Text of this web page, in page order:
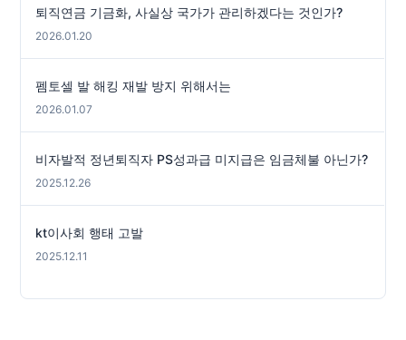
퇴직연금 기금화, 사실상 국가가 관리하겠다는 것인가?
2026.01.20
펨토셀 발 해킹 재발 방지 위해서는
2026.01.07
비자발적 정년퇴직자 PS성과급 미지급은 임금체불 아닌가?
2025.12.26
kt이사회 행태 고발
2025.12.11